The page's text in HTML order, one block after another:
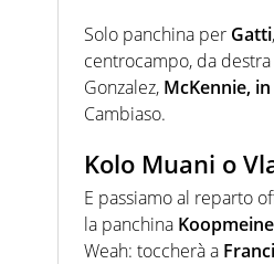
Solo panchina per Gatti
centrocampo, da
Gonzalez, McKennie,
Cambiaso.
Kolo Muani o
E passiamo al reparto
la panchina
Weah: toccherà a